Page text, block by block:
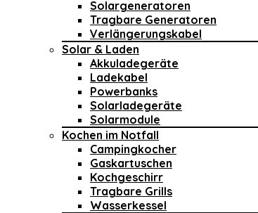
Solargeneratoren
Tragbare Generatoren
Verlängerungskabel
Solar & Laden
Akkuladegeräte
Ladekabel
Powerbanks
Solarladegeräte
Solarmodule
Kochen im Notfall
Campingkocher
Gaskartuschen
Kochgeschirr
Tragbare Grills
Wasserkessel